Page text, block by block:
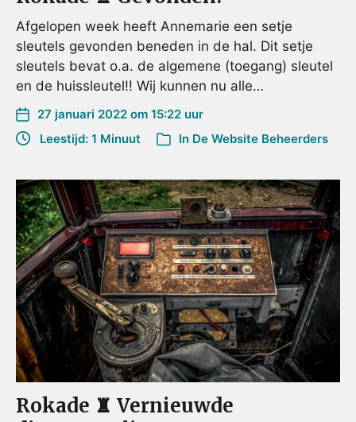
Afgelopen week heeft Annemarie een setje
sleutels gevonden beneden in de hal. Dit setje
sleutels bevat o.a. de algemene (toegang) sleutel
en de huissleutel!! Wij kunnen nu alle…
27 januari 2022 om 15:22 uur
Leestijd: 1 Minuut
In De Website Beheerders
Rokade ♜ Vernieuwde